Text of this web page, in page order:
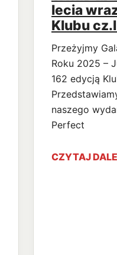
lecia
Klubu
Przeżyjmy
Roku 2025 –
162 edycją
naszego
Perfect
CZYTAJ